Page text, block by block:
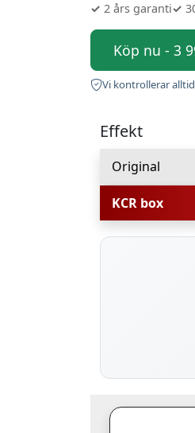
✓ 2 års garanti✓
Köp nu - 3
Vi kontrollerar
Effekt
Original
KCR box